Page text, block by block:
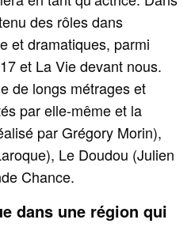
des rôles dans
et dramatiques, parmi
et La Vie devant nous.
de longs métrages et
par elle-même et la
par Grégory Morin),
Le Doudou (Julien
Chance.
dans une région qui